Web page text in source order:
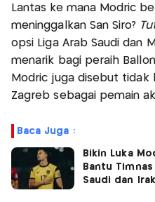
Lantas ke mana Modric
meninggalkan San Siro?
opsi Liga Arab Saudi dan
menarik bagi peraih
Modric juga disebut tidak
Zagreb sebagai pemain
Baca Juga :
Bikin Luka
Bantu
Saudi dan